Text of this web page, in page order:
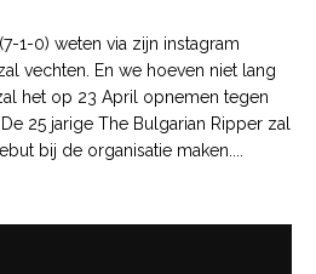
1-0) weten via zijn instagram
vechten. En we hoeven niet lang
het op 23 April opnemen tegen
25 jarige The Bulgarian Ripper zal
bij de organisatie maken....